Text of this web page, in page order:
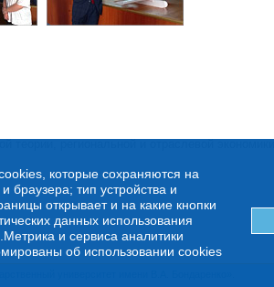
которые сохраняются на
тип устройства и
открывает и на какие кнопки
данных использования
и сервиса аналитики
об использовании cookies
университет имени В.А. Бондаренко».